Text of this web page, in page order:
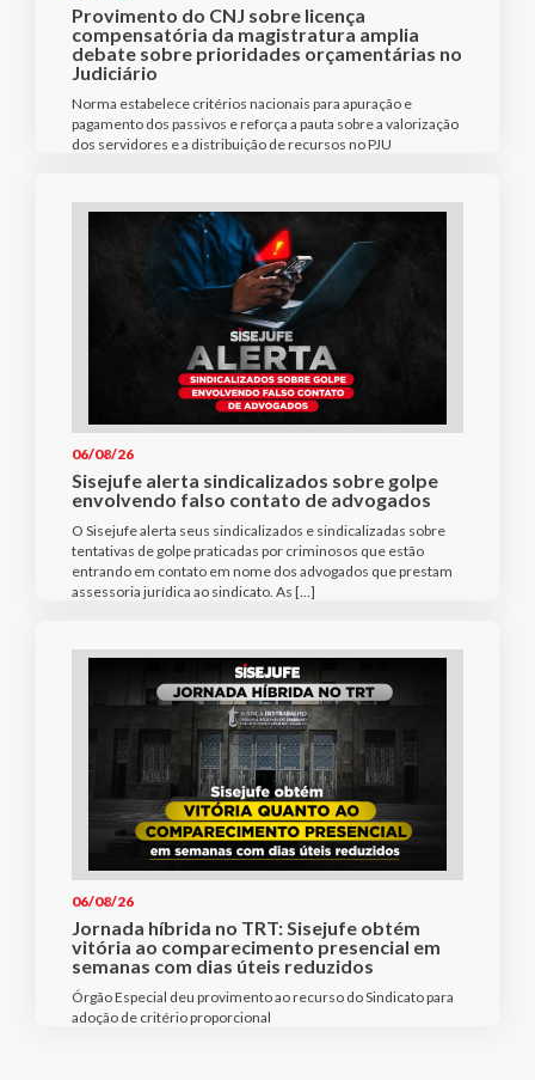
Provimento do CNJ sobre licença
compensatória da magistratura amplia
debate sobre prioridades orçamentárias no
Judiciário
Norma estabelece critérios nacionais para apuração e
pagamento dos passivos e reforça a pauta sobre a valorização
dos servidores e a distribuição de recursos no PJU
06/08/26
Sisejufe alerta sindicalizados sobre golpe
envolvendo falso contato de advogados
O Sisejufe alerta seus sindicalizados e sindicalizadas sobre
tentativas de golpe praticadas por criminosos que estão
entrando em contato em nome dos advogados que prestam
assessoria jurídica ao sindicato. As […]
06/08/26
Jornada híbrida no TRT: Sisejufe obtém
vitória ao comparecimento presencial em
semanas com dias úteis reduzidos
Órgão Especial deu provimento ao recurso do Sindicato para
adoção de critério proporcional